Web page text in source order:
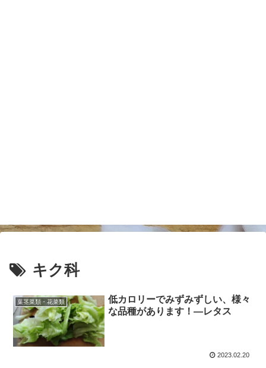
キク科
葉茎菜類・花菜類
低カロリーでみずみずしい、様々
な品種があります！―レタス
2023.02.20